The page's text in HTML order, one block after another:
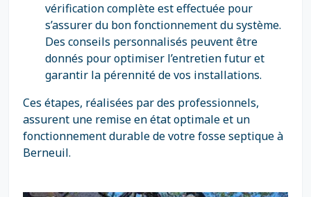
vérification complète est effectuée pour
s’assurer du bon fonctionnement du système.
Des conseils personnalisés peuvent être
donnés pour optimiser l’entretien futur et
garantir la pérennité de vos installations.
Ces étapes, réalisées par des professionnels,
assurent une remise en état optimale et un
fonctionnement durable de votre fosse septique à
Berneuil.